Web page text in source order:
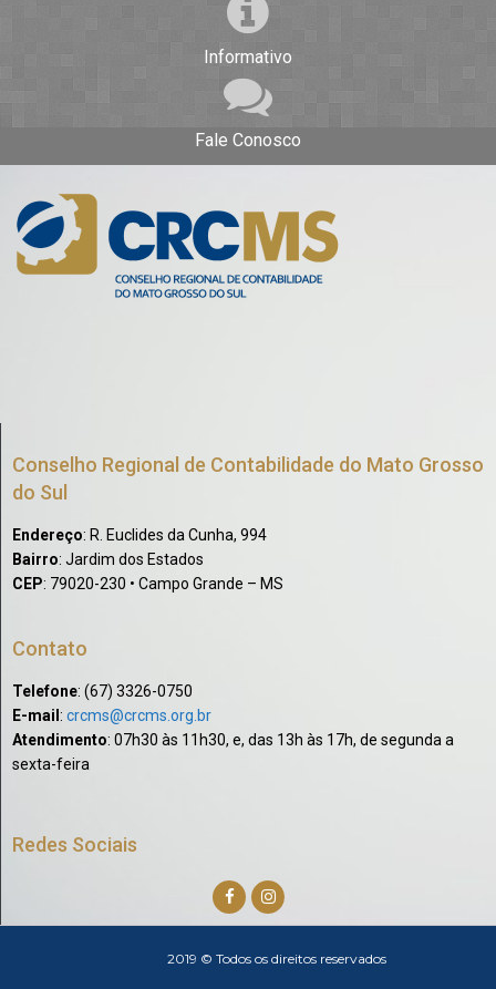
Informativo
Fale Conosco
Conselho Regional de Contabilidade do Mato Grosso
do Sul
Endereço: R. Euclides da Cunha, 994
Bairro: Jardim dos Estados
CEP: 79020-230 • Campo Grande – MS
Contato
Telefone: (67) 3326-0750​
E-mail: crcms@crcms.org.br
Atendimento: 07h30 às 11h30, e, das 13h às 17h, de segunda a
sexta-feira
Redes Sociais
2019 © Todos os direitos reservados